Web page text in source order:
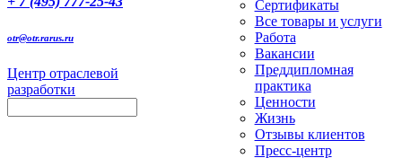
otr@otr.rarus.ru
Центр отраслевой
разработки
Сертификаты
Все товары и услуги
Работа
Вакансии
Преддипломная
практика
Ценности
Жизнь
Отзывы клиентов
Пресс-центр